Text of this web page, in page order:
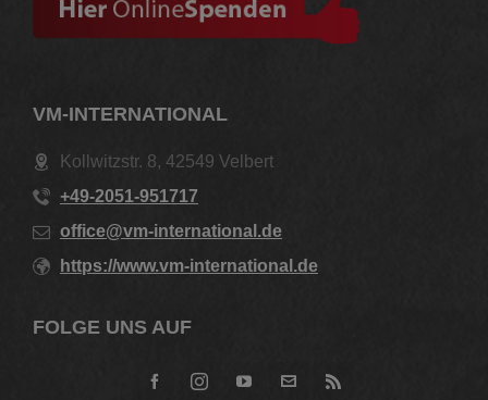
VM-INTERNATIONAL
Kollwitzstr. 8, 42549 Velbert
+49-2051-951717
office@vm-international.de
https://www.vm-international.de
FOLGE UNS AUF